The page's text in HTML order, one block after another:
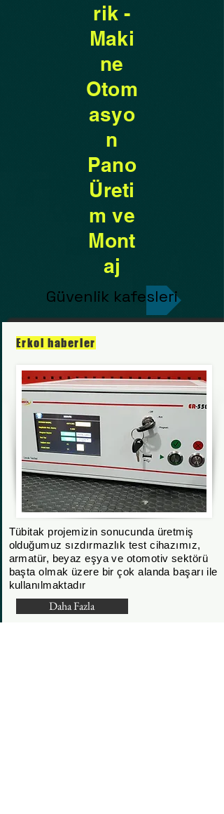
rik -
Maki
ne
Otom
asyo
n
Pano
Üreti
m ve
Mont
aj
Güvenlik kafesleri
Erkol haberler
Tübitak projemizin sonucunda üretmiş
olduğumuz sızdırmazlık test cihazımız,
armatür, beyaz eşya ve otomotiv sektörü
başta olmak üzere bir çok alanda başarı ile
kullanılmaktadır
Daha Fazla